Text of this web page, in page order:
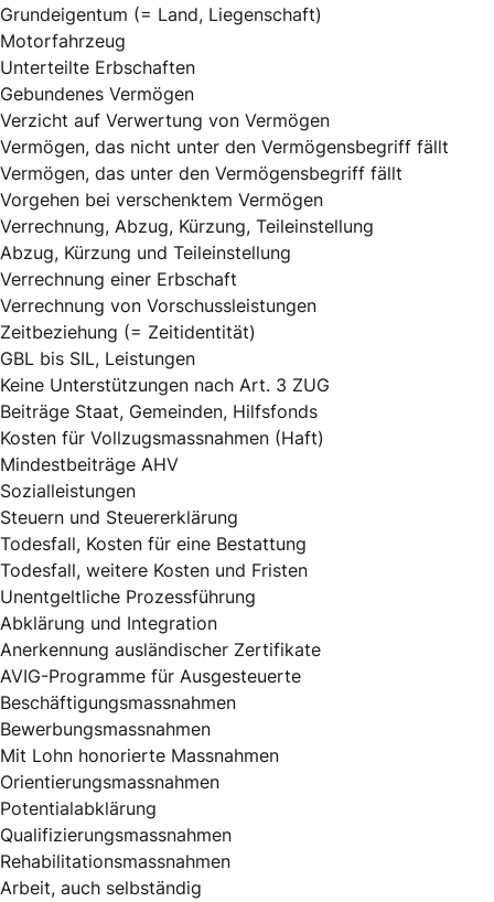
Grundeigentum (= Land, Liegenschaft)
Motorfahrzeug
Unterteilte Erbschaften
Gebundenes Vermögen
Verzicht auf Verwertung von Vermögen
Vermögen, das nicht unter den Vermögensbegriff fällt
Vermögen, das unter den Vermögensbegriff fällt
Vorgehen bei verschenktem Vermögen
Verrechnung, Abzug, Kürzung, Teileinstellung
Abzug, Kürzung und Teileinstellung
Verrechnung einer Erbschaft
Verrechnung von Vorschussleistungen
Zeitbeziehung (= Zeitidentität)
GBL bis SIL, Leistungen
Keine Unterstützungen nach Art. 3 ZUG
Beiträge Staat, Gemeinden, Hilfsfonds
Kosten für Vollzugsmassnahmen (Haft)
Mindestbeiträge AHV
Sozialleistungen
Steuern und Steuererklärung
Todesfall, Kosten für eine Bestattung
Todesfall, weitere Kosten und Fristen
Unentgeltliche Prozessführung
Abklärung und Integration
Anerkennung ausländischer Zertifikate
AVIG-Programme für Ausgesteuerte
Beschäftigungsmassnahmen
Bewerbungsmassnahmen
Mit Lohn honorierte Massnahmen
Orientierungsmassnahmen
Potentialabklärung
Qualifizierungsmassnahmen
Rehabilitationsmassnahmen
Arbeit, auch selbständig